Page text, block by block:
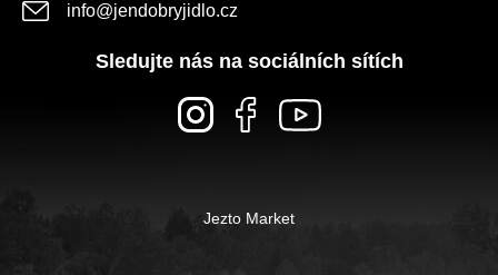
info@jendobryjidlo.cz
Sledujte nás na sociálních sítích
Jezto Market